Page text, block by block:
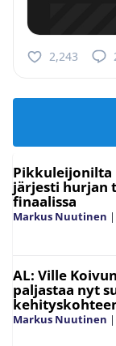
2,243
Pikkuleijonilta
järjesti hurjan
finaalissa
Markus Nuutinen |
AL: Ville
paljastaa nyt
Markus Nuutinen |